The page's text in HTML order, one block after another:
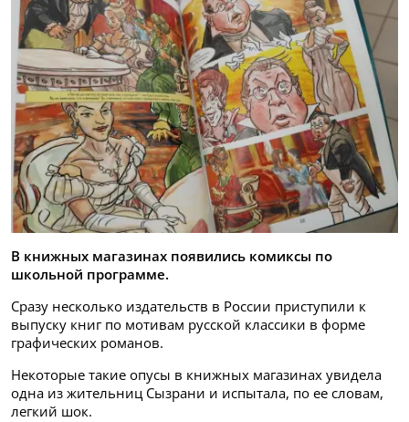
В книжных магазинах появились комиксы по
школьной программе.
Сразу несколько издательств в России приступили к
выпуску книг по мотивам русской классики в форме
графических романов.
Некоторые такие опусы в книжных магазинах увидела
одна из жительниц Сызрани и испытала, по ее словам,
легкий шок.